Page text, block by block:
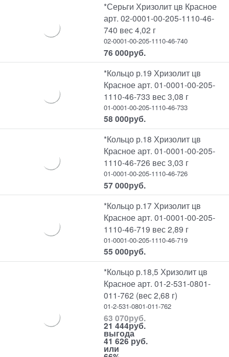
*Серьги Хризолит цв Красное
арт. 02-0001-00-205-1110-46-
740 вес 4,02 г
02-0001-00-205-1110-46-740
76 000руб.
*Кольцо р.19 Хризолит цв
Красное арт. 01-0001-00-205-
1110-46-733 вес 3,08 г
01-0001-00-205-1110-46-733
58 000руб.
*Кольцо р.18 Хризолит цв
Красное арт. 01-0001-00-205-
1110-46-726 вес 3,03 г
01-0001-00-205-1110-46-726
57 000руб.
*Кольцо р.17 Хризолит цв
Красное арт. 01-0001-00-205-
1110-46-719 вес 2,89 г
01-0001-00-205-1110-46-719
55 000руб.
*Кольцо р.18,5 Хризолит цв
Красное арт. 01-2-531-0801-
011-762 (вес 2,68 г)
01-2-531-0801-011-762
63 070руб.
21 444руб.
выгода
41 626 руб.
или